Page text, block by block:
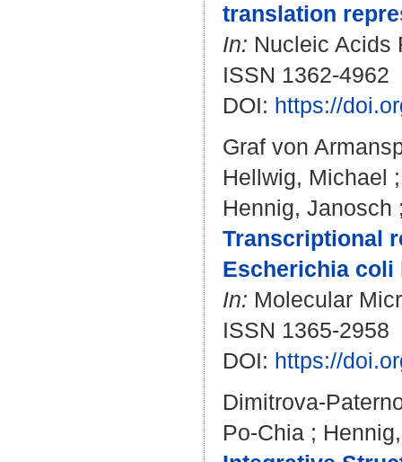
translation
In: Nucleic Acids
ISSN 1362-4962
DOI: https://
Graf von
Hellwig, Michael
Hennig, Janosch
Transcriptional
Escherichia coli
In: Molecular
ISSN 1365-2958
DOI: https://
Dimitrova-
Po-Chia ;